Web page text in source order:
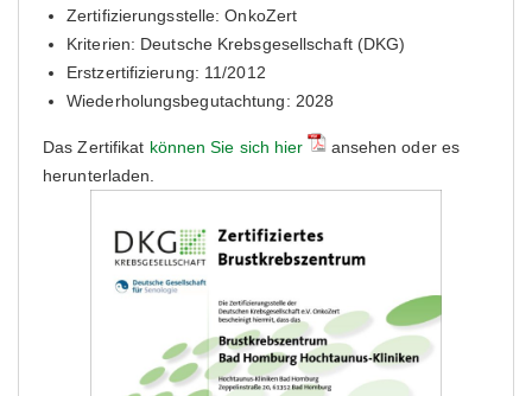
Zertifizierungsstelle: OnkoZert
Kriterien: Deutsche Krebsgesellschaft (DKG)
Erstzertifizierung: 11/2012
Wiederholungsbegutachtung: 2028
Das Zertifikat können Sie sich hier
ansehen oder es
herunterladen.